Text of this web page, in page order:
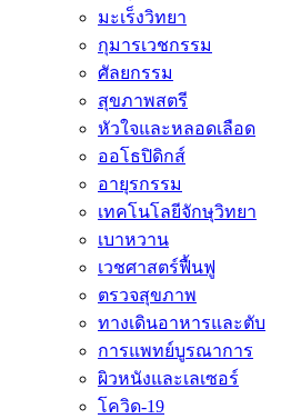
มะเร็งวิทยา
กุมารเวชกรรม
ศัลยกรรม
สุขภาพสตรี
หัวใจและหลอดเลือด
ออโธปิดิกส์
อายุรกรรม
เทคโนโลยีจักษุวิทยา
เบาหวาน
เวชศาสตร์ฟื้นฟู
ตรวจสุขภาพ
ทางเดินอาหารและตับ
การแพทย์บูรณาการ
ผิวหนังและเลเซอร์
โควิด-19